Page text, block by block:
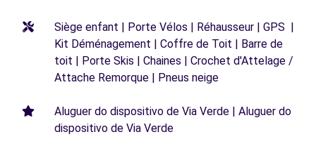
Siège enfant | Porte Vélos | Réhausseur | GPS |
Kit Déménagement | Coffre de Toit | Barre de
toit | Porte Skis | Chaines | Crochet d'Attelage /
Attache Remorque | Pneus neige
Aluguer do dispositivo de Via Verde | Aluguer do
dispositivo de Via Verde